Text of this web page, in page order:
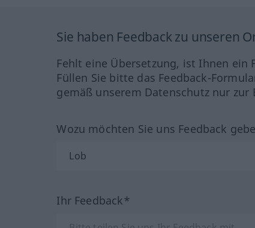
Sie haben Feedback zu unseren
Fehlt eine Übersetzung, ist Ihnen ein
Füllen Sie bitte das Feedback-
gemäß unserem Datenschutz nur
Wozu möchten Sie uns Feedback
Ihr Feedback*